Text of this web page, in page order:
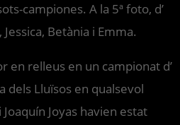
campiones. A la 5ª foto, d’
Betània i Emma.
en relleus en un campionat d’
dels Lluïsos en qualsevol
Joyas havien estat